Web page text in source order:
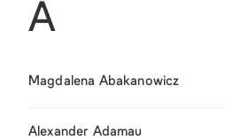
A
Magdalena Abakanowicz
Alexander Adamau